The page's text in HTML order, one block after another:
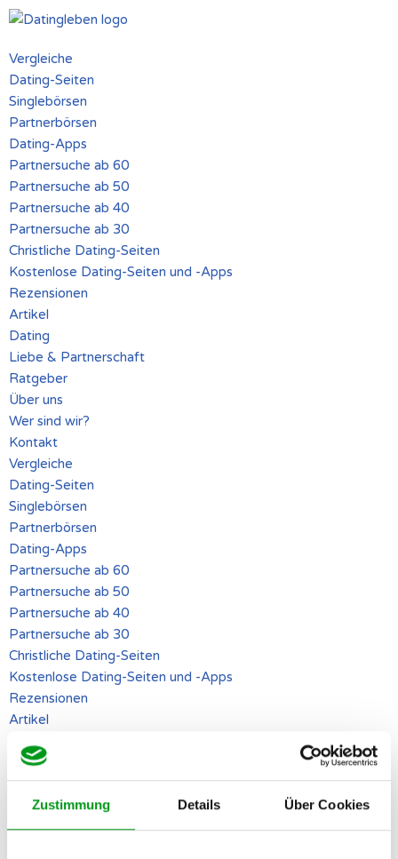
Zustimmung Details Über Cookies
Inhalt
springen
Vergleiche
Dating-Seiten
Singlebörsen
Partnerbörsen
Dating-Apps
Partnersuche ab 60
Partnersuche ab 50
Partnersuche ab 40
Partnersuche ab 30
Christliche Dating-Seiten
Kostenlose Dating-Seiten und -Apps
Rezensionen
Artikel
Dating
Liebe & Partnerschaft
Ratgeber
Über uns
Wer sind wir?
Kontakt
Vergleiche
Dating-Seiten
Singlebörsen
Partnerbörsen
Dating-Apps
Partnersuche ab 60
Partnersuche ab 50
Partnersuche ab 40
Partnersuche ab 30
Christliche Dating-Seiten
Kostenlose Dating-Seiten und -Apps
Rezensionen
Artikel
Liebe & Partnerschaft
Ratgeber
Über uns
Wer sind wir?